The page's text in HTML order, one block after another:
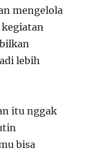
mengelola
lebih
itu nggak
bisa